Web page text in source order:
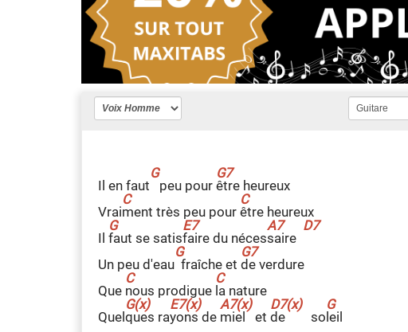
Il en faut peu pour être heureux
Vraiment très peu pour être heureux
Il faut se satisfaire du nécessaire
Un peu d'eau fraîche et de verdure
Que nous prodigue a nature
Quel ques rayons de miel et de so eil